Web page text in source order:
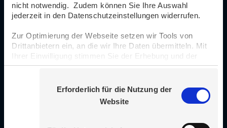
nicht notwendig. Zudem können Sie Ihre Auswahl
jederzeit in den Datenschutzeinstellungen widerrufen.
Zur Optimierung der Webseite setzen wir Tools von
Drittanbietern ein, an die wir Ihre Daten übermitteln. Mit
Ihrer Einwilligung stimmen Sie der Erhebung und der
Übermittlung von Daten an Drittländer zu.
Weitere Infos finden Sie unterDatenschutz.
Erforderlich für die Nutzung der
Website
Vorbereitung des Mobility
Start-up Pitches NRW 2023
(bis 1. Quartal 2023)
Durchführung Mobility Start-
up Pitch NRW 2023 (1.